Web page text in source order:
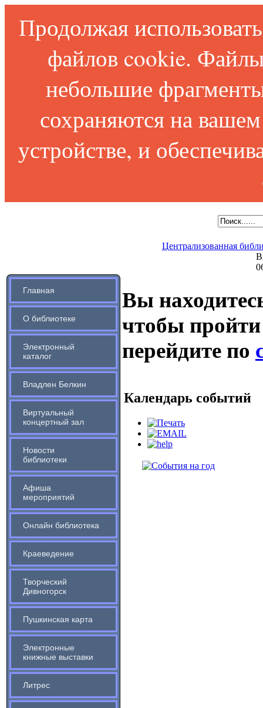
Продолжая
файлов cookie.
небольшие
сохраняются на
устройстве, и
Централизованная
Главная
О библиотеке
Электронный
каталог
Владлен Белкин
Виртуальный
концертный зал
Новости
библиотеки
Афиша
мероприятий
Онлайн библиотека
Краеведение
Творческий
Дивногорск
Пушкинская карта
Электронные
книжные выставки
Литрес
Вы
чтобы
перейдите по
Календарь событий